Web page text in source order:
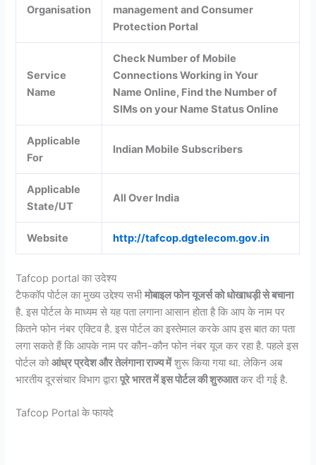
Organisation
management and Consumer
Protection Portal
Service
Name
Check Number of Mobile
Connections Working in Your
Name Online, Find the Number of
SIMs on your Name Status Online
Applicable
For
Indian Mobile Subscribers
Applicable
State/UT
All Over India
Website http://tafcop.dgtelecom.gov.in
Tafcop portal का उदेश्य
टैफकॉप पोर्टल का मुख्य उद्देश्य सभीमोबाइल फोन यूजर्स को धोखाधड़ी से बचाना
है. इस पोर्टल के माध्यम से यह पता लगाना आसान होता है कि आप के नाम पर
कितने फोन नंबर एक्टिव है. इस पोर्टल का इस्तेमाल करके आप इस बात का पता
लगा सकते हैं कि आपके नाम पर कौन-कौन फोन नंबर यूज कर रहा है. पहले इस
पोर्टल कोआंध्र प्रदेश और तेलंगाना राज्य मेंशुरू किया गया था. लेकिन अब
भारतीय दूरसंचार विभाग द्वारापूरे भारत में इस पोर्टल की शुरुआतकर दी गई है.
Tafcop Portal के फायदे